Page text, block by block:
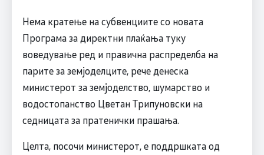
Нема кратење на субвенциите со новата
Програма за директни плаќања туку
воведување ред и правична распределба на
парите за земјоделците, рече денеска
министерот за земјоделство, шумарство и
водостопанство Цветан Трипуновски на
седницата за пратенички прашања.
Целта, посочи министерот, е поддршката од